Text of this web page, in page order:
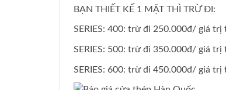
BẠN THIẾT KẾ 1 MẶT THÌ TRỪ ĐI:
SERIES: 400: trừ đi 250.000đ/ giá
SERIES: 500: trừ đi 350.000đ/ giá
SERIES: 600: trừ đi 450.000đ/ giá